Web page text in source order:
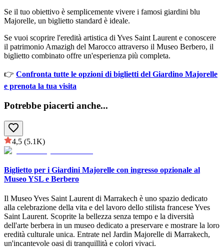
Se il tuo obiettivo è semplicemente vivere i famosi giardini blu
Majorelle, un biglietto standard è ideale.
Se vuoi scoprire l'eredità artistica di Yves Saint Laurent e conoscere
il patrimonio Amazigh del Marocco attraverso il Museo Berbero, il
biglietto combinato offre un'esperienza più completa.
👉 Confronta tutte le opzioni di biglietti del Giardino Majorelle
e prenota la tua visita
Potrebbe piacerti anche...
4,5 (5.1K)
Biglietto per i Giardini Majorelle con ingresso opzionale al
Museo YSL e Berbero
Il Museo Yves Saint Laurent di Marrakech è uno spazio dedicato
alla celebrazione della vita e del lavoro dello stilista francese Yves
Saint Laurent. Scoprite la bellezza senza tempo e la diversità
dell'arte berbera in un museo dedicato a preservare e mostrare la loro
eredità culturale unica. Entrate nel Jardin Majorelle di Marrakech,
un'incantevole oasi di tranquillità e colori vivaci.